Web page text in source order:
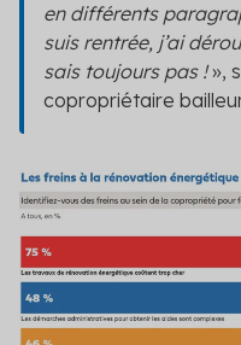
en différents
suis rentrée, j’ai
sais toujours pas !»,
copropriétaire